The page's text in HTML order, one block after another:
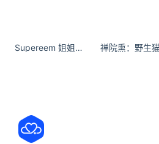
记忆故事 Supereem 姐姐爱去的Whisky club